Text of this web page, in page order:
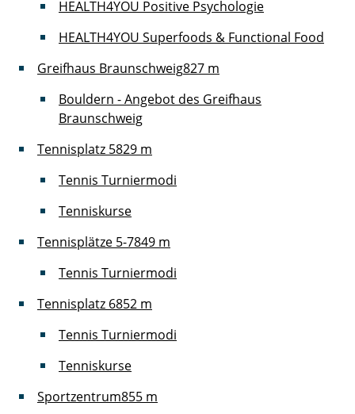
HEALTH4YOU Positive Psychologie
HEALTH4YOU Superfoods & Functional Food
Greifhaus Braunschweig827 m
Bouldern - Angebot des Greifhaus
Braunschweig
Tennisplatz 5829 m
Tennis Turniermodi
Tenniskurse
Tennisplätze 5-7849 m
Tennis Turniermodi
Tennisplatz 6852 m
Tennis Turniermodi
Tenniskurse
Sportzentrum855 m